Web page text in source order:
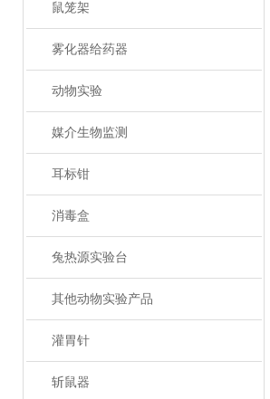
鼠笼架
雾化器给药器
动物实验
媒介生物监测
耳标钳
消毒盒
兔热源实验台
其他动物实验产品
灌胃针
斩鼠器